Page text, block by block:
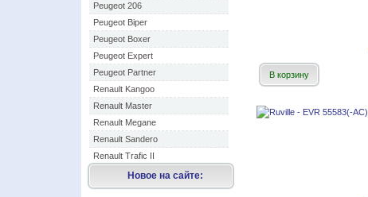
Peugeot 206
Peugeot Biper
Peugeot Boxer
Peugeot Expert
Peugeot Partner
Renault Kangoo
Renault Master
Renault Megane
Renault Sandero
Renault Trafic II
Новое на сайте:
В корзину